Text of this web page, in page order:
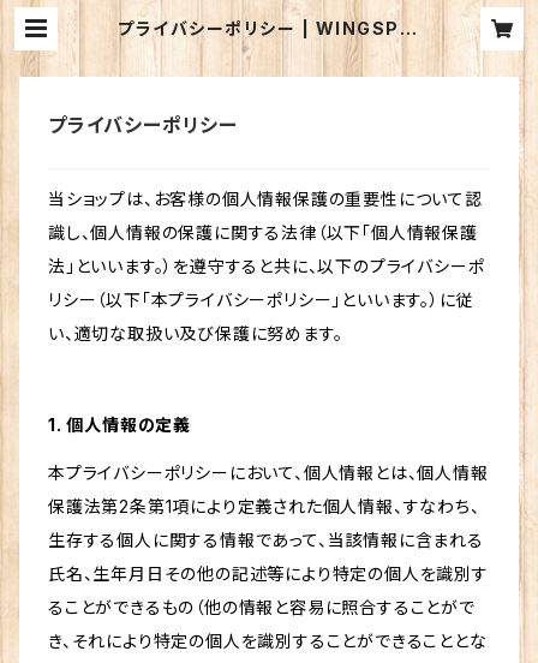
プライバシーポリシー | WINGSPRI
プライバシーポリシー
当ショップは、お客様の個人情報保護の重要性について認
識し、個人情報の保護に関する法律（以下「個人情報保護
法」といいます。）を遵守すると共に、以下のプライバシーポ
リシー（以下「本プライバシーポリシー」といいます。）に従
い、適切な取扱い及び保護に努めます。
1. 個人情報の定義
本プライバシーポリシーにおいて、個人情報とは、個人情報
保護法第2条第1項により定義された個人情報、すなわち、
生存する個人に関する情報であって、当該情報に含まれる
氏名、生年月日その他の記述等により特定の個人を識別す
ることができるもの（他の情報と容易に照合することがで
き、それにより特定の個人を識別することができることとな